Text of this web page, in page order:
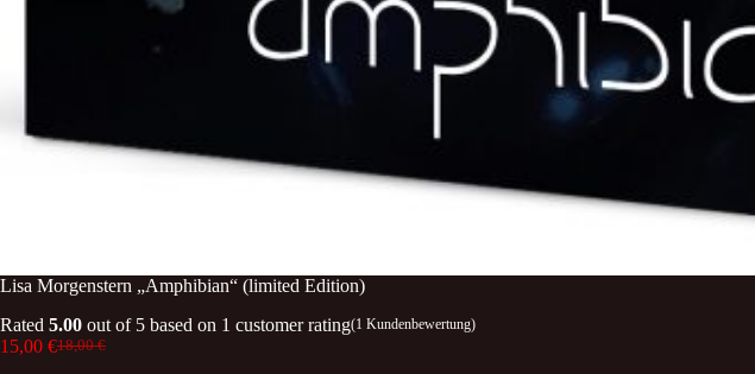
Lisa Morgenstern „Amphibian“ (limited Edition)
Rated 5.00 out of 5 based on 1 customer rating(1 Kundenbewertung)
18,00€
Original
15,00 €Current